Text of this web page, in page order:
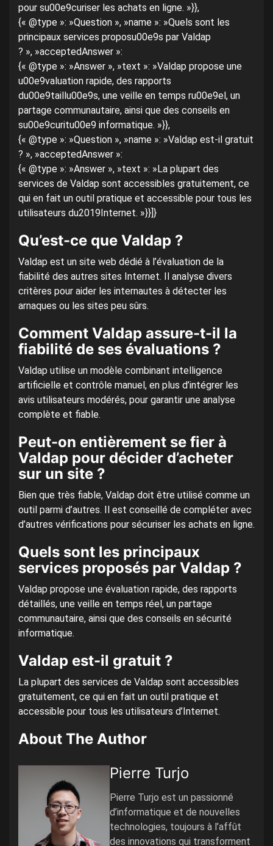
pour su00e9curiser les achats en ligne. »}},
{« @type »: »Question », »name »: »Quels sont les
principaux services proposu00e9s par Valdap
? », »acceptedAnswer »:
{« @type »: »Answer », »text »: »Valdap propose une
u00e9valuation rapide, des rapports
du00e9taillu00e9s, une veille en temps ru00e9el, un
partage communautaire, ainsi que des conseils en
su00e9curitu00e9 informatique. »}},
{« @type »: »Question », »name »: »Valdap est-il gratuit
? », »acceptedAnswer »:
{« @type »: »Answer », »text »: »La plupart des
services de Valdap sont accessibles gratuitement, ce
qui en fait un outil pratique et accessible pour tous les
utilisateurs du2019Internet. »}}]}
Qu’est-ce que Valdap ?
Valdap est un site web dédié à l’évaluation de la
fiabilité des autres sites Internet. Il analyse divers
critères pour aider les internautes à détecter les
arnaques ou les sites peu sûrs.
Comment Valdap assure-t-il la
fiabilité de ses évaluations ?
Valdap utilise un modèle combinant intelligence
artificielle et contrôle manuel, en plus d’intégrer les
avis utilisateurs modérés, pour garantir une analyse
complète et fiable.
Peut-on entièrement se fier à
Valdap pour décider d’acheter
sur un site ?
Bien que très fiable, Valdap doit être utilisé comme un
outil parmi d’autres. Il est conseillé de compléter avec
d’autres vérifications pour sécuriser les achats en ligne.
Quels sont les principaux
services proposés par Valdap ?
Valdap propose une évaluation rapide, des rapports
détaillés, une veille en temps réel, un partage
communautaire, ainsi que des conseils en sécurité
informatique.
Valdap est-il gratuit ?
La plupart des services de Valdap sont accessibles
gratuitement, ce qui en fait un outil pratique et
accessible pour tous les utilisateurs d’Internet.
About The Author
Pierre Turjo
Pierre Turjo est un passionné
d’informatique et de nouvelles
technologies, toujours à l’affût
des innovations qui transforment